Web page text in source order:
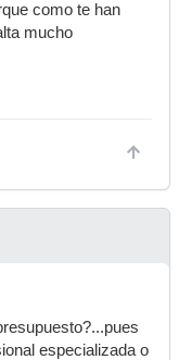
como te han
mucho
especializada o